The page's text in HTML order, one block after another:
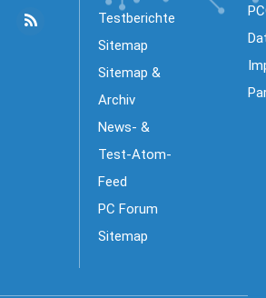
Testberichte
Sitemap
Sitemap &
Archiv
News- &
Test-Atom-
Feed
PC Forum
Sitemap